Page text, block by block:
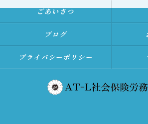
ごあいさつ
ブログ
プライバシーポリシー